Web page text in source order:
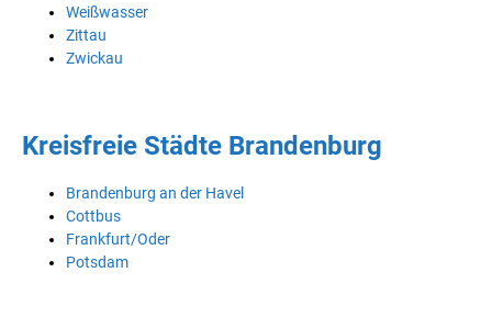
Weißwasser
Zittau
Zwickau
Kreisfreie Städte Brandenburg
Brandenburg an der Havel
Cottbus
Frankfurt/Oder
Potsdam